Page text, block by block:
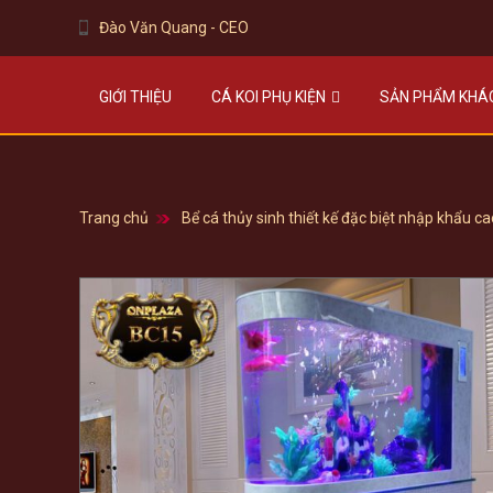
Đào Văn Quang - CEO
GIỚI THIỆU CÁ KOI PHỤ KIỆN SẢN PHẨM
Trang chủ Bể cá thủy sinh thiết kế đặc biệt nhập khẩu